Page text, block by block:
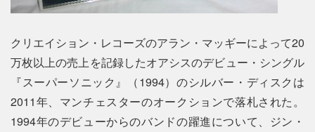
クリエイション・レコーズのアラン・マッギーによって20
万枚以上の売上を記録したオアシスのデビュー・シングル
『スーパーソニック』（1994）のシルバー・ディスクは
2011年、マンチェスターのオークションで落札された。
1994年のデビューからのバンドの躍進について、ジン・